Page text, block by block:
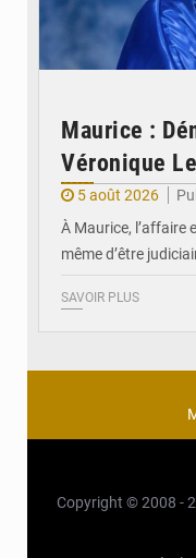
Maurice :
Véronique
5 août 2026
À Maurice, l’affaire
même d’être
SAVOIR PLUS
Copyright © 2008 -